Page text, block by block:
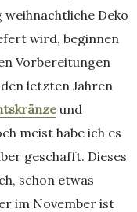
weihnachtliche Deko
wird, beginnen
Vorbereitungen
letzten Jahren
und
meist habe ich es
geschafft. Dieses
schon etwas
im November ist